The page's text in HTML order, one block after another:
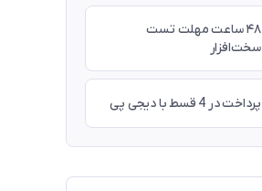
۴۸ ساعت مهلت تست
سخت‌افزار
پرداخت در 4 قسط با دیجی پی